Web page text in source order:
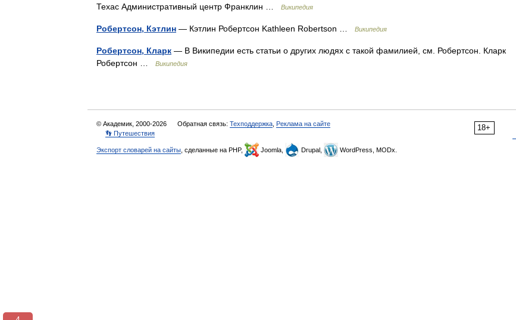
Техас Административный центр Франклин …
Википедия
Робертсон, Кэтлин — Кэтлин Робертсон Kathleen Robertson … Википедия
Робертсон, Кларк — В Википедии есть статьи о других людях с такой фамилией, см. Робертсон. Кларк
Робертсон …
Википедия
18+
© Академик, 2000-2026 Обратная связь: Техподдержка Реклама на сайте
👣 Путешествия
Экспорт словарей на сайты , сделанные на PHP, Joomla, Drupal, WordPress, MODx.